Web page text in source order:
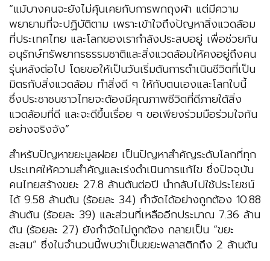
“แม้บางคนจะยังไม่คุ้นเคยกับการพกถุงผ้า แต่มีความ
พยายามที่จะปฏิบัติตาม เพราะเข้าใจถึงปัญหาสิ่งแวดล้อม
ที่ประเทศไทย และโลกของเรากำลังประสบอยู่ เพื่อช่วยกัน
อนุรักษ์ทรัพยากรธรรมชาติและสิ่งแวดล้อมให้คงอยู่ถึงคน
รุ่นหลังต่อไป โดยขอให้เป็นวันเริ่มต้นการดำเนินชีวิตที่เป็น
มิตรกับสิ่งแวดล้อม ทำสิ่งดี ๆ ให้กับตนเองและโลกใบนี้
ซึ่งประชาชนชาวไทยจะต้องมีคุณภาพชีวิตที่ดีภายใต้สิ่ง
แวดล้อมที่ดี และจะดีขึ้นเรื่อย ๆ ขอเพียงร่วมมือร่วมใจกัน
อย่างจริงจัง”
สำหรับปัญหาขยะมูลฝอย เป็นปัญหาสำคัญระดับโลกที่ทุก
ประเทศให้ความสำคัญและเร่งดำเนินการแก้ไข ซึ่งปัจจุบัน
คนไทยสร้างขยะ 27.8 ล้านตันต่อปี นำกลับไปใช้ประโยชน์
ได้ 9.58 ล้านตัน (ร้อยละ 34) กำจัดได้อย่างถูกต้อง 10.88
ล้านตัน (ร้อยละ 39) และส่วนที่เหลืออีกประมาณ 7.36 ล้าน
ตัน (ร้อยละ 27) ยังกำจัดไม่ถูกต้อง กลายเป็น “ขยะ
สะสม” ซึ่งในจำนวนนี้พบว่าเป็นขยะพลาสติกถึง 2 ล้านตัน